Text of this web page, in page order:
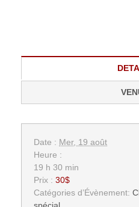
Date : Mer, 19 août
Heure :
19 h 30 min
Prix : 30$
Catégories d’Évènement:
spécial